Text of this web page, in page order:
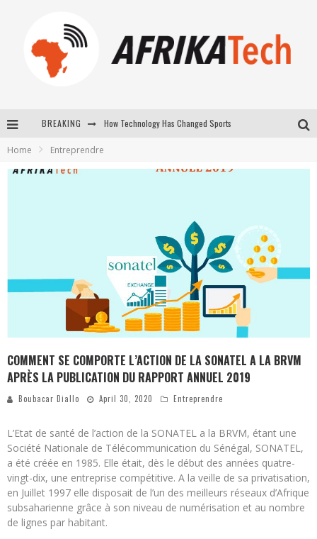
BREAKING
Home Entreprendre
COMMENT SE COMPORTE L’ACTION DE LA SONATEL A LA BRVM
APRÈS LA PUBLICATION DU RAPPORT ANNUEL 2019
Boubacar Diallo April 30, 2020 Entreprendre
L’Etat de santé de l’action de la SONATEL a la BRVM, étant une
Société Nationale de Télécommunication du Sénégal, SONATEL,
a été créée en 1985. Elle était, dès le début des années quatre-
vingt-dix, une entreprise compétitive. A la veille de sa privatisation,
en Juillet 1997 elle disposait de l’un des meilleurs réseaux d’Afrique
subsaharienne grâce à son niveau de numérisation et au nombre
de lignes par habitant.